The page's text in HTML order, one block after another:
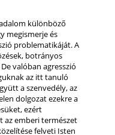
különböző
megismerje és
problematikáját. A
botrányos
valóban agresszió
az itt tanuló
a szenvedély, az
dolgozat ezekre a
ezért
az emberi természet
felveti Isten